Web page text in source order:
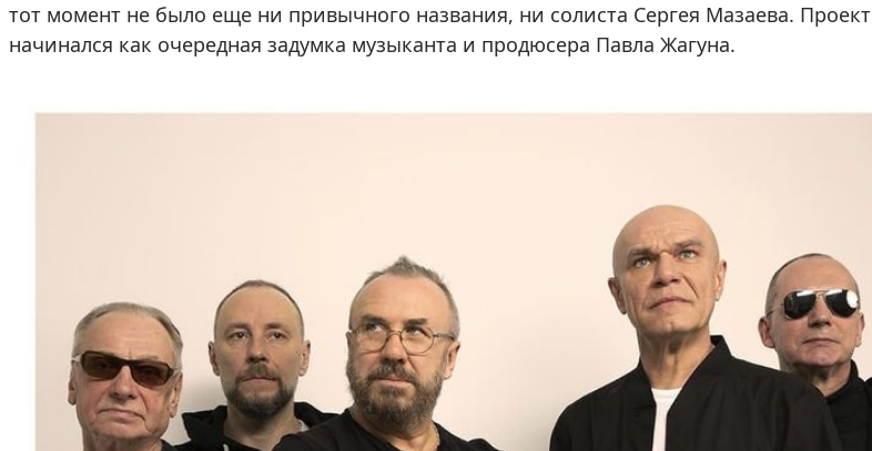
тот момент не было еще ни привычного названия, ни солиста Сергея Мазаева. Проект
начинался как очередная задумка музыканта и продюсера Павла Жагуна.